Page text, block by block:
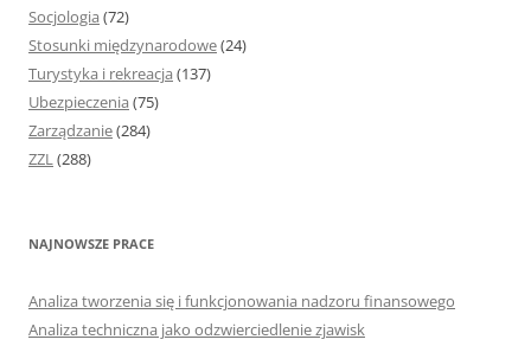
Socjologia (72)
Stosunki międzynarodowe(24)
Turystyka i rekreacja (137)
Ubezpieczenia (75)
Zarządzanie(284)
ZZL(288)
NAJNOWSZE PRACE
Analiza tworzenia się i funkcjonowania nadzoru finansowego
Analiza techniczna jako odzwierciedlenie zjawisk